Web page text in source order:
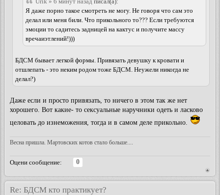
Я даже порно такое смотреть не могу. Не говоря что сам это
делал или меня били. Что прикольного то??? Если требуются
эмоции то садитесь задницей на кактус и получите массу
вречаиэтлений!)))
БДСМ бывает легкой формы. Привязать девушку к кровати и
отшлепать - это неким родом тоже БДСМ. Неужели никогда не
делал?)
Даже если и просто привязать, то ничего в этом так же нет
хорошего. Вот какие- то сексуальные наручники одеть и ласково
целовать до изнеможения, тогда и в самом деле прикольно.
Весна пришла. Мартовских котов стало больше....
Оцени сообщение:
0
Re: БДСМ кто практикует?